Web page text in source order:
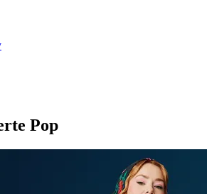
Pop